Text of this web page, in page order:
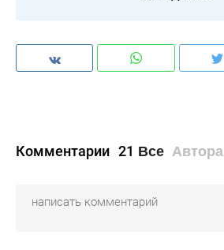
Комментарии 21 Все Автора